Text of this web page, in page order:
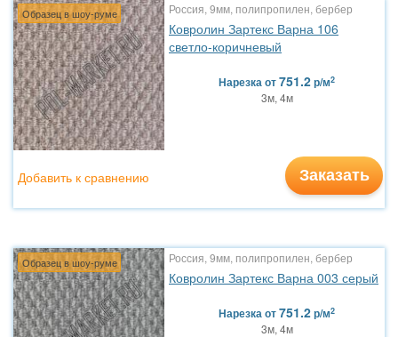
Образец в шоу-руме Россия, 9мм, полипропилен, бербер
Ковролин Зартекс Варна 106
светло-коричневый
Нарезкаот751.2р/м2
3м, 4м
Заказать
Добавить к сравнению
Образец в шоу-руме Россия, 9мм, полипропилен, бербер
Ковролин Зартекс Варна 003 серый
Нарезкаот751.2р/м2
3м, 4м